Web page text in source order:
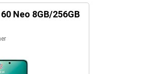
Neo 8GB/256GB